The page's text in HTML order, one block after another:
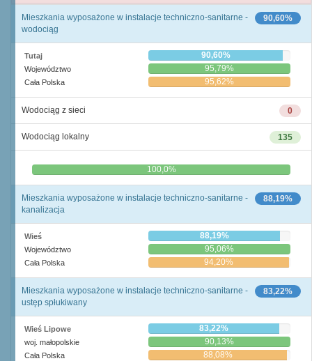
90,60%
Mieszkania wyposażone w instalacje techniczno-sanitarne -
wodociąg
Tutaj 90,60%
Województwo 95,79%
Cała Polska 95,62%
0
Wodociąg z sieci
135
Wodociąg lokalny
0,0% 100,0%
88,19%
Mieszkania wyposażone w instalacje techniczno-sanitarne -
kanalizacja
Wieś 88,19%
Województwo 95,06%
Cała Polska 94,20%
83,22%
Mieszkania wyposażone w instalacje techniczno-sanitarne -
ustęp spłukiwany
Wieś Lipowe 83,22%
woj. małopolskie 90,13%
Cała Polska 88,08%